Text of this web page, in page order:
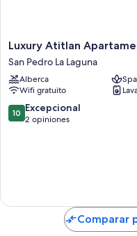
Luxury
Atitlan
Apartamentos
San
Pedro
La
Laguna
Luxury Atitlan
San Pedro La Laguna
Alberca
Spa
Wifi gratuito
10.0
de
10 Excepcional
2 opiniones
Comparar